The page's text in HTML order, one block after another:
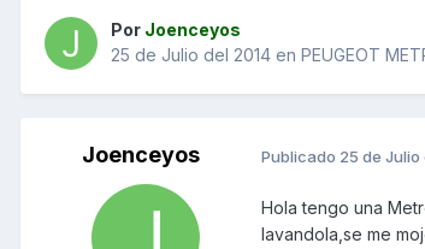
Por Joenceyos
25 de Julio del 2014 en PEUGEOT
Joenceyos Publicado 25 de Julio
Hola tengo una
lavandola,se me